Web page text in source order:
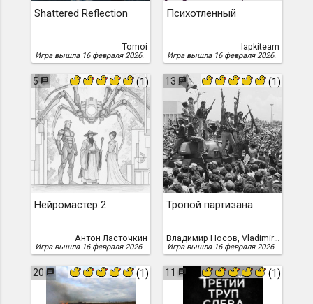
Shattered Refleсtion
Tomoi
Игра вышла 16 февраля 2026.
Психотленный
lapkiteam
Игра вышла 16 февраля 2026.
5 (1)
Нейромастер 2
Антон Ласточкин
Игра вышла 16 февраля 2026.
13 (1)
Тропой партизана
Владимир Носов, Vladimir Nosov
Игра вышла 16 февраля 2026.
20 (1) 11 (1)